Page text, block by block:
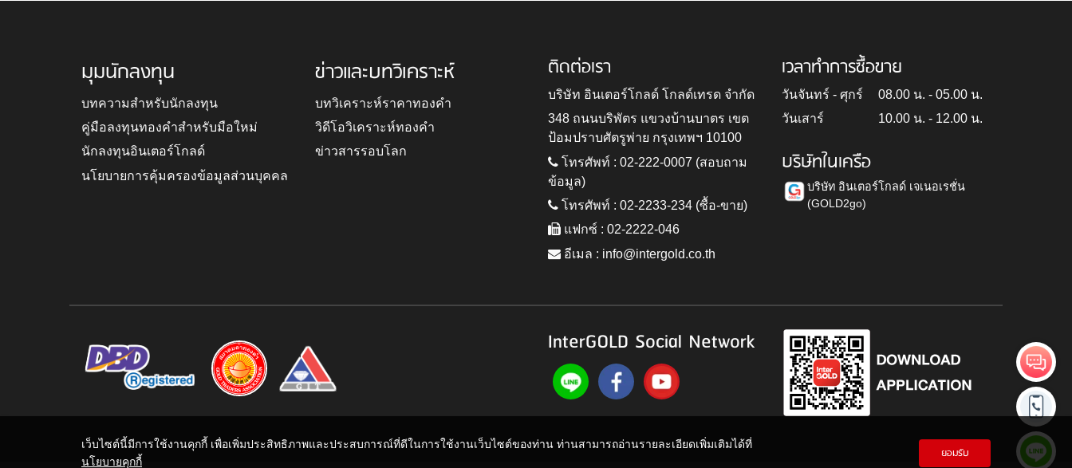
มุมนักลงทุน
บทความสำหรับนักลงทุน
คู่มือลงทุนทองคำสำหรับมือใหม่
นักลงทุนอินเตอร์โกลด์
นโยบายการคุ้มครองข้อมูลส่วนบุคคล
ข่าวและบทวิเคราะห์
บทวิเคราะห์ราคาทองคำ
วิดีโอวิเคราะห์ทองคำ
ข่าวสารรอบโลก
ติดต่อเรา
บริษัท อินเตอร์โกลด์ โกลด์เทรด จำกัด
348 ถนนบริพัตร แขวงบ้านบาตร เขต
ป้อมปราบศัตรูพ่าย กรุงเทพฯ 10100
โทรศัพท์ : 02-222-0007 (สอบถาม
ข้อมูล)
โทรศัพท์ : 02-2233-234 (ซื้อ-ขาย)
แฟกซ์ : 02-2222-046
อีเมล : info@intergold.co.th
เวลาทำการซื้อขาย
วันจันทร์ - ศุกร์
08.00 น. - 05.00 น.
วันเสาร์
10.00 น. - 12.00 น.
บริษัทในเครือ
บริษัท อินเตอร์โกลด์ เจเนอเรชั่น
(GOLD2go)
InterGOLD Social Network
เว็บไซต์นี้มีการใช้งานคุกกี้ เพื่อเพิ่มประสิทธิภาพและประสบการณ์ที่ดีในการใช้งานเว็บไซต์ของท่าน ท่านสามารถอ่านรายละเอียดเพิ่มเติมได้ที่
นโยบายคุกกี้
ยอมรับ